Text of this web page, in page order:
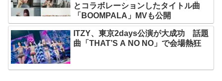
とコラボレーションしたタイトル曲
「BOOMPALA」MVも公開
ITZY、東京2days公演が大成功 話題
曲「THAT’S A NO NO」で会場熱狂